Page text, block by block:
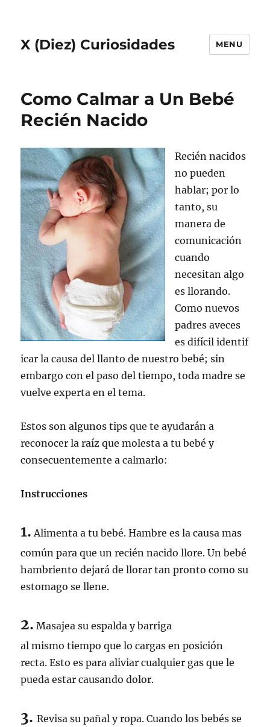
X (Diez) Curiosidades MENU
Como Calmar a Un Bebé
Recién Nacido
Recién nacidos
no pueden
hablar; por lo
tanto, su
manera de
comunicación
cuando
necesitan algo
es llorando.
Como nuevos
padres aveces
es difícil identif
icar la causa del llanto de nuestro bebé; sin
embargo con el paso del tiempo, toda madre se
vuelve experta en el tema.
Estos son algunos tips que te ayudarán a
reconocer la raíz que molesta a tu bebé y
consecuentemente a calmarlo:
Instrucciones
1. Alimenta a tu bebé. Hambre es la causa mas
común para que un recién nacido llore. Un bebé
hambriento dejará de llorar tan pronto como su
estomago se llene.
2. Masajea su espalda y barriga
al mismo tiempo que lo cargas en posición
recta. Esto es para aliviar cualquier gas que le
pueda estar causando dolor.
3.Revisa su pañal y ropa. Cuando los bebés se